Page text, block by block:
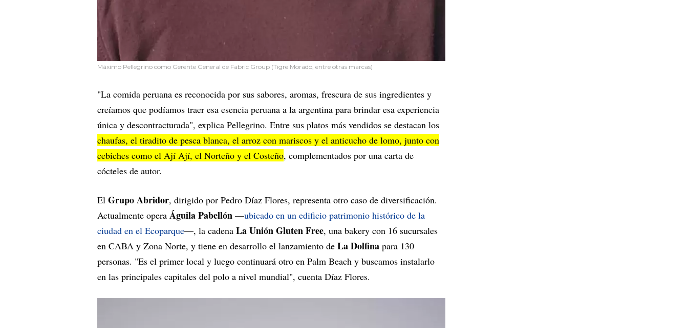
Máximo Pellegrino como Gerente General de Fabric Group (Tigre Morado, entre otras marcas)
"La comida peruana es reconocida por sus sabores, aromas, frescura de sus ingredientes y
creíamos que podíamos traer esa esencia peruana a la argentina para brindar esa experiencia
única y descontracturada", explica Pellegrino. Entre sus platos más vendidos se destacan los
chaufas, el tiradito de pesca blanca, el arroz con mariscos y el anticucho de lomo, junto con
cebiches como el Ají Ají, el Norteño y el Costeño, complementados por una carta de
cócteles de autor.
El Grupo Abridor, dirigido por Pedro Díaz Flores, representa otro caso de diversificación.
Actualmente opera Águila Pabellón —ubicado en un edificio patrimonio histórico de la
ciudad en el Ecoparque—, la cadena La Unión Gluten Free, una bakery con 16 sucursales
en CABA y Zona Norte, y tiene en desarrollo el lanzamiento de La Dolfina para 130
personas. "Es el primer local y luego continuará otro en Palm Beach y buscamos instalarlo
en las principales capitales del polo a nivel mundial", cuenta Díaz Flores.